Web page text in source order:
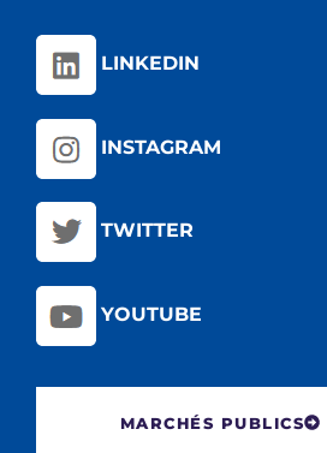
LINKEDIN
INSTAGRAM
TWITTER
YOUTUBE
MARCHÉS PUBLICS